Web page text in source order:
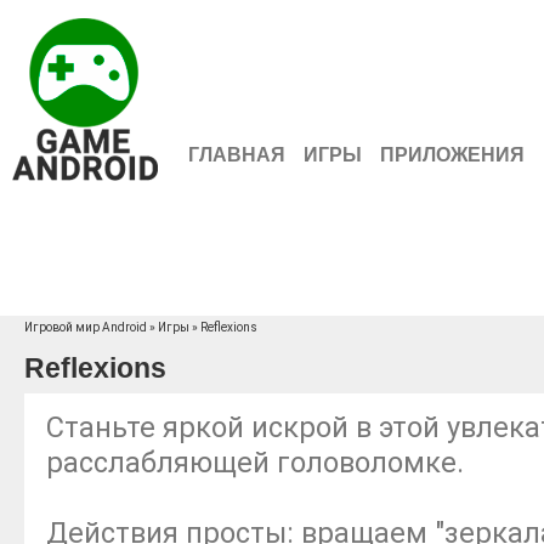
ГЛАВНАЯ ИГРЫ ПРИЛОЖЕНИЯ
Игровой мир Android » Игры » Reflexions
Reflexions
Станьте яркой искрой в этой
расслабляющей головоломке.
Действия просты: вращаем